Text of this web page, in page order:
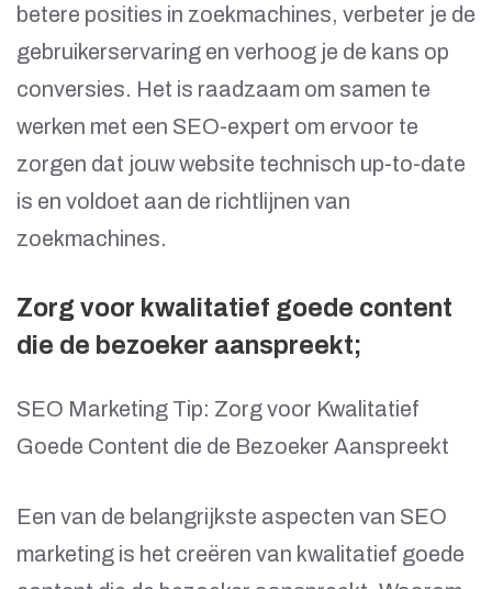
betere posities in zoekmachines, verbeter je de
gebruikerservaring en verhoog je de kans op
conversies. Het is raadzaam om samen te
werken met een SEO-expert om ervoor te
zorgen dat jouw website technisch up-to-date
is en voldoet aan de richtlijnen van
zoekmachines.
Zorg voor kwalitatief goede content
die de bezoeker aanspreekt;
SEO Marketing Tip: Zorg voor Kwalitatief
Goede Content die de Bezoeker Aanspreekt
Een van de belangrijkste aspecten van SEO
marketing is het creëren van kwalitatief goede